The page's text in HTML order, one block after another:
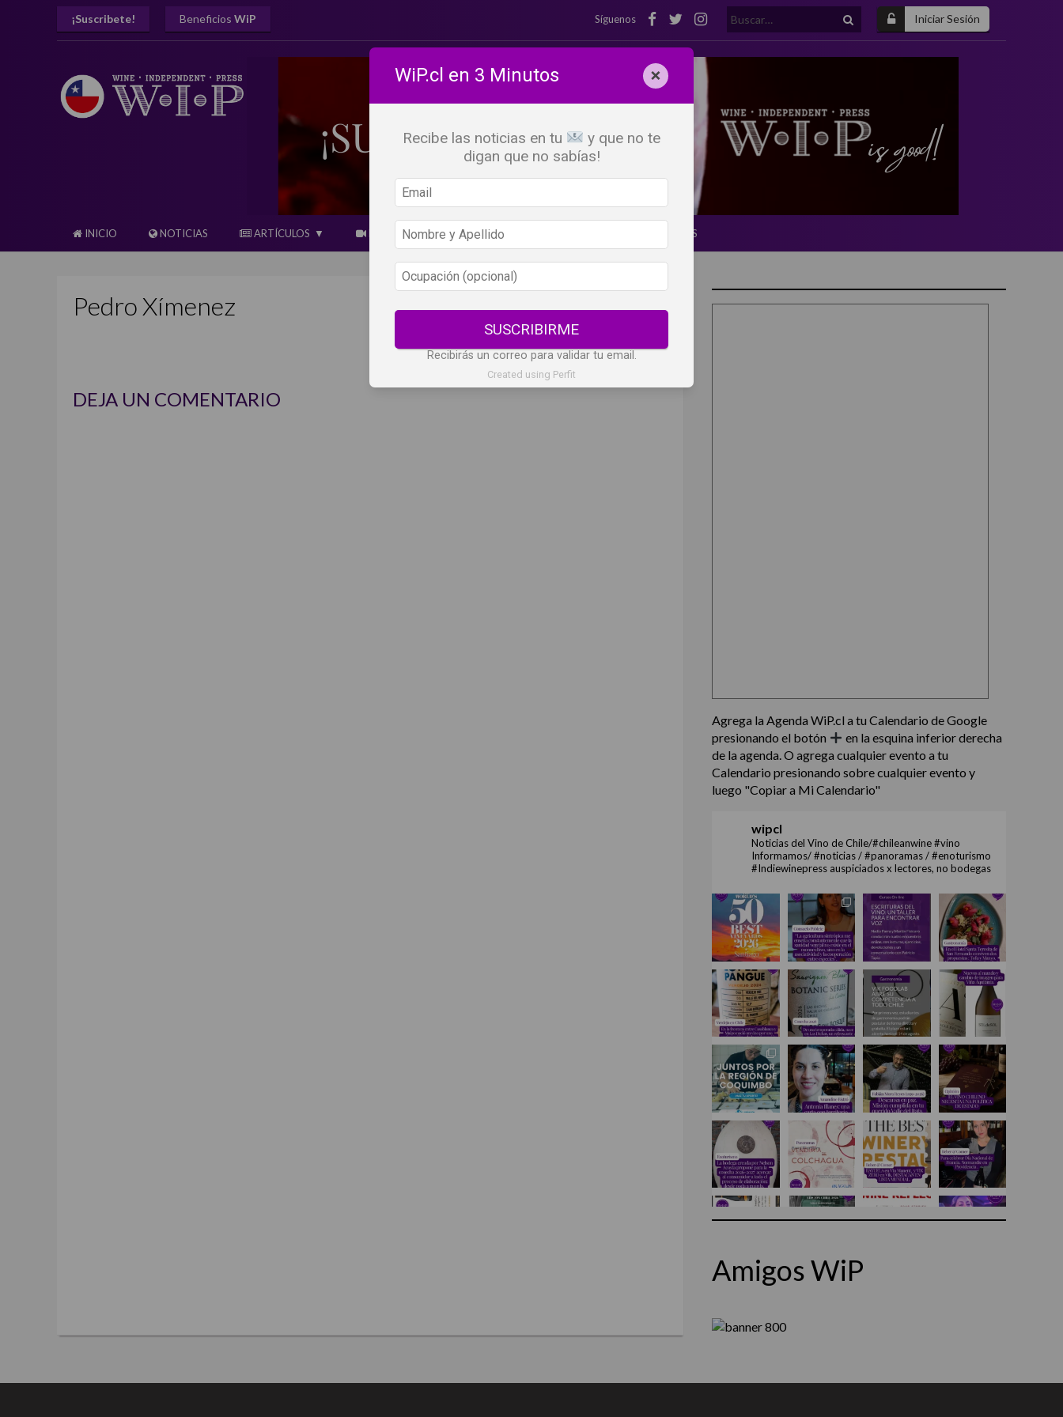
Iniciar Sesión
¡Suscribete! Beneficios WiP Buscar:
Síguenos
INICIO NOTICIAS ARTÍCULOS BEBER X LOS OJOS GLOSARIO DEL VINO PANORAMAS
Pedro Xímenez
Comparte
DEJA UN COMENTARIO
Agrega la Agenda WiP.cl a tu Calendario de Google
presionando el botón
en la esquina inferior derecha
de la agenda. O agrega cualquier evento a tu
Calendario presionando sobre cualquier evento y
luego "Copiar a Mi Calendario"
wipcl
Noticias del Vino de Chile/#chileanwine #vino
Informamos/ #noticias / #panoramas / #enoturismo
#Indiewinepress auspiciados x lectores, no bodegas
Amigos WiP
WiP.cl en 3 Minutos ×
Recibe las noticias en tu
y que no te
digan que no sabías!
SUSCRIBIRME
Recibirás un correo para validar tu email.
Created using Perfit